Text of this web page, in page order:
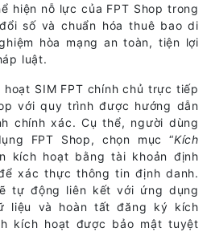
hiện nỗ lực của FPT Shop trong
số và chuẩn hóa thuê bao di
hòa mạng an toàn, tiện lợi
luật.
SIM FPT chính chủ trực tiếp
với quy trình được hướng dẫn
chính xác. Cụ thể, người dùng
FPT Shop, chọn mục “Kích
kích hoạt bằng tài khoản định
xác thực thông tin định danh.
tự động liên kết với ứng dụng
liệu và hoàn tất đăng ký kích
kích hoạt được bảo mật tuyệt